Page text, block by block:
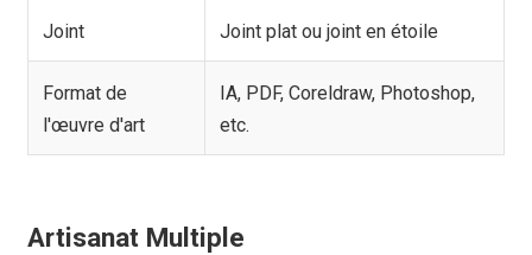
Joint Joint plat ou joint en étoile
Format de
l'œuvre d'art
IA, PDF, Coreldraw, Photoshop,
etc.
Artisanat Multiple